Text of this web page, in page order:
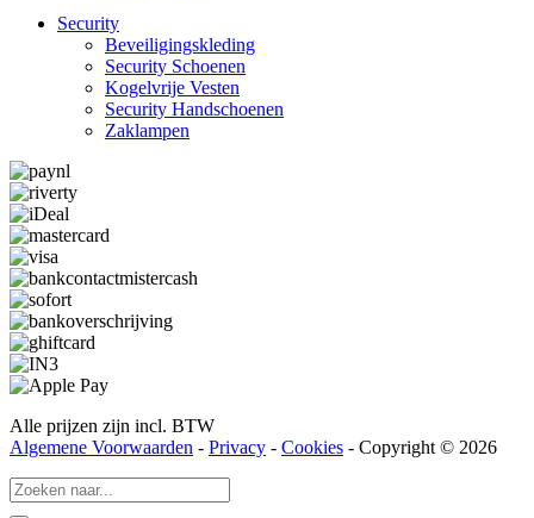
Security
Beveiligings­­kleding
Security Schoenen
Kogelvrije Vesten
Security Hand­­schoenen
Zaklampen
Alle prijzen zijn incl. BTW
Algemene Voorwaarden - Privacy - Cookies - Copyright © 2026